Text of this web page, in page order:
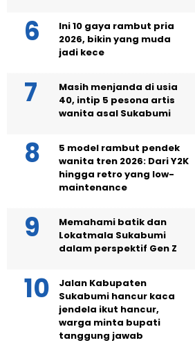
Ini 10 gaya rambut pria
2026, bikin yang muda
jadi kece
Masih menjanda di usia
40, intip 5 pesona artis
wanita asal Sukabumi
5 model rambut pendek
wanita tren 2026: Dari Y2K
hingga retro yang low-
maintenance
Memahami batik dan
Lokatmala Sukabumi
dalam perspektif Gen Z
Jalan Kabupaten
Sukabumi hancur kaca
jendela ikut hancur,
warga minta bupati
tanggung jawab